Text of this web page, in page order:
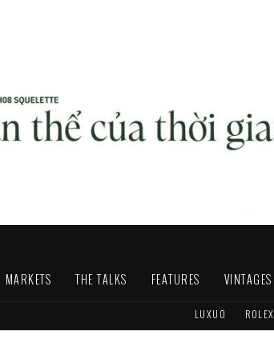
MARKETS THE TALKS FEATURES VINTAGES
LUXUO ROLEX